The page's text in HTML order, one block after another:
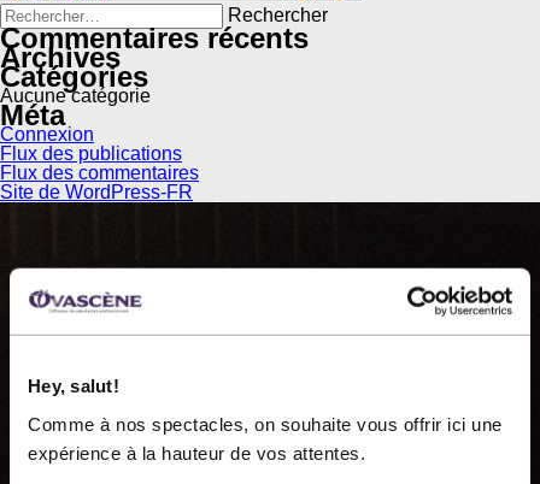
Hey, salut!
Comme à nos spectacles, on souhaite vous offrir ici une
expérience à la hauteur de vos attentes.
Rechercher :
Commentaires récents
Archives
Catégories
Aucune catégorie
Méta
Connexion
Flux des publications
Flux des commentaires
Site de WordPress-FR
Ovascène, diffuseur de spectacles professionnels, est
une organisation à but non lucratif fondée en 1983.